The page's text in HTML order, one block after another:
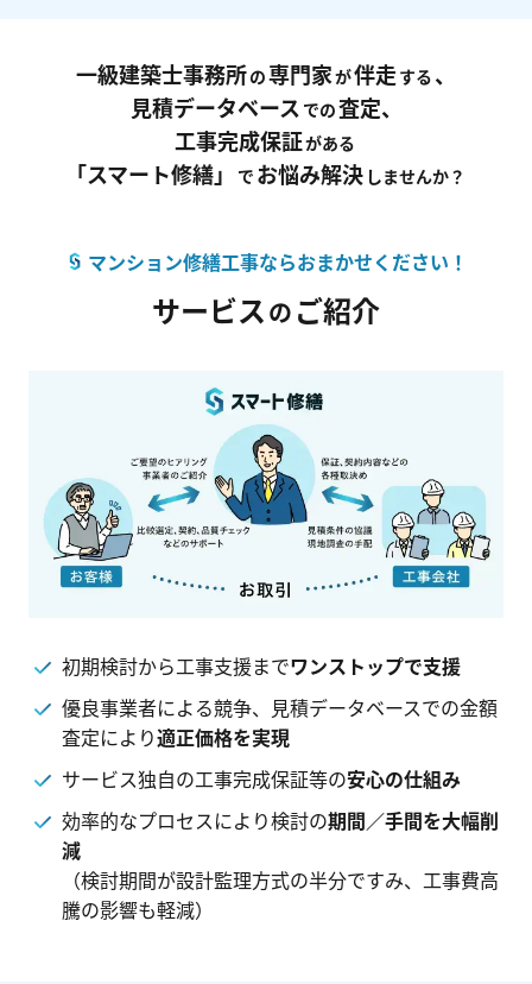
一級建築士事務所の専門家が伴走 する 、
見積データベース での査定、
工事完成保証がある
「スマート修繕」 で お悩み解決 しませんか？
マンション修繕工事ならおまかせください！
サービスの ご紹介
初期検討から工事支援までワンストップで支援
優良事業者による競争、見積データベースでの金額
査定により適正価格を実現
サービス独自の工事完成保証等の安心の仕組み
効率的なプロセスにより検討の期間／手間を大幅削
減
（検討期間が設計監理方式の半分ですみ、工事費高
騰の影響も軽減）